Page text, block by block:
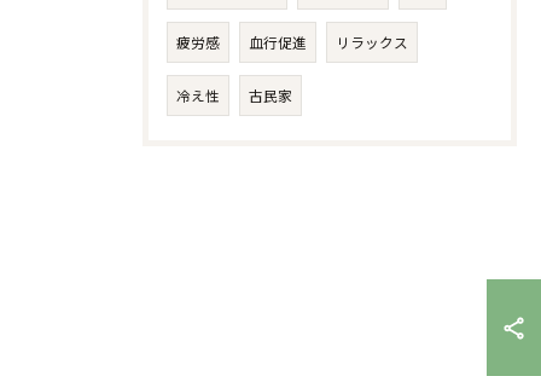
疲労感 血行促進 リラックス
冷え性 古民家